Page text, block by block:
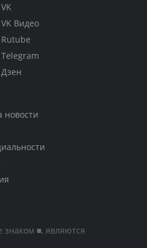
VK
VK Видео
Rutube
Telegram
Дзен
новости
■, являются